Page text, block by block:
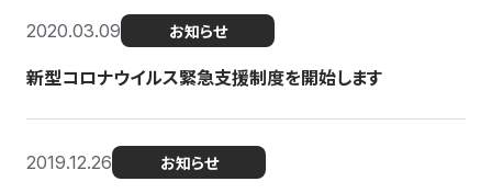
2020.03.09 お知らせ
新型コロナウイルス緊急支援制度を開始します
2019.12.26 お知らせ